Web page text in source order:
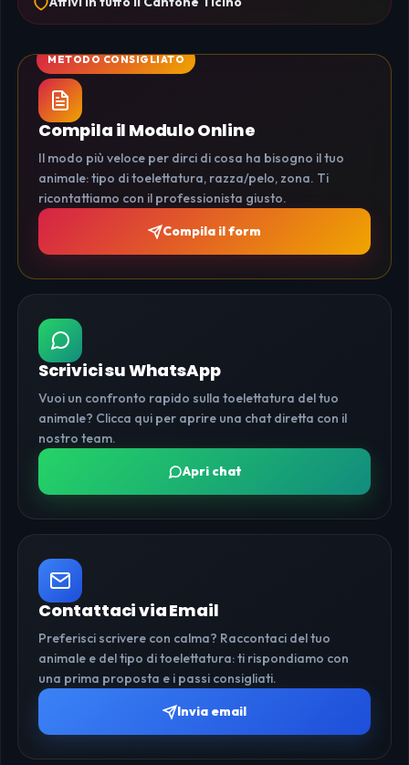
Compila il Modulo Online
Il modo più veloce per dirci di cosa ha bisogno il tuo
animale: tipo di toelettatura, razza/pelo, zona. Ti
ricontattiamo con il professionista giusto.
Compila il form
Scrivici su WhatsApp
Vuoi un confronto rapido sulla toelettatura del tuo
animale? Clicca qui per aprire una chat diretta con il
nostro team.
Apri chat
Contattaci via Email
Preferisci scrivere con calma? Raccontaci del tuo
animale e del tipo di toelettatura: ti rispondiamo con
una prima proposta e i passi consigliati.
Invia email